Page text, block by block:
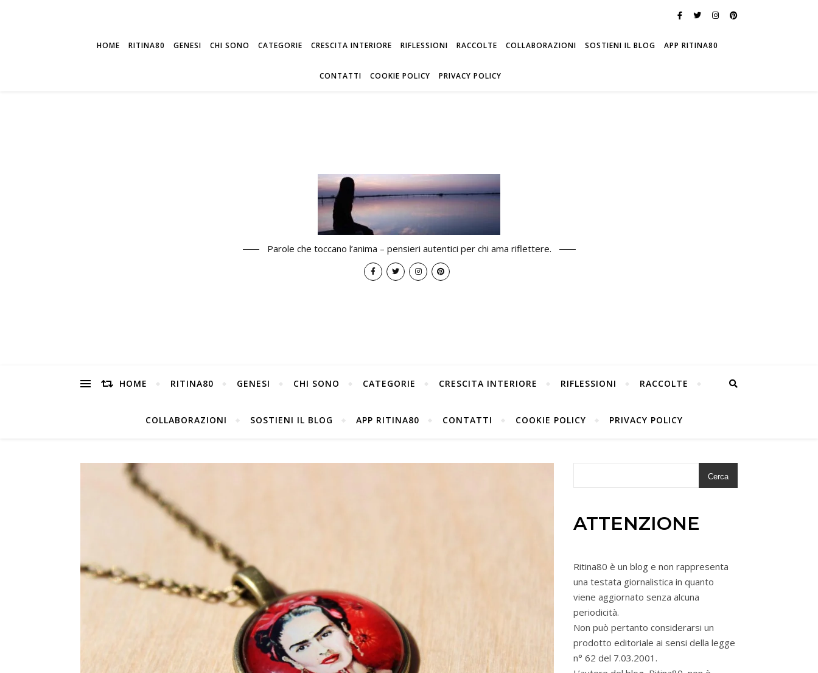
HOME RITINA80 GENESI CHI SONO CATEGORIE CRESCITA INTERIORE RIFLESSIONI RACCOLTE COLLABORAZIONI SOSTIENI IL BLOG APP RITINA80
CONTATTI COOKIE POLICY PRIVACY POLICY
Parole che toccano l’anima – pensieri autentici per chi ama riflettere.
HOME RITINA80 GENESI CHI SONO CATEGORIE CRESCITA INTERIORE RIFLESSIONI RACCOLTE
COLLABORAZIONI SOSTIENI IL BLOG APP RITINA80 CONTATTI COOKIE POLICY PRIVACY POLICY
Cerca
ATTENZIONE
Ritina80 è un blog e non rappresenta
una testata giornalistica in quanto
viene aggiornato senza alcuna
periodicità.
Non può pertanto considerarsi un
prodotto editoriale ai sensi della legge
n° 62 del 7.03.2001.